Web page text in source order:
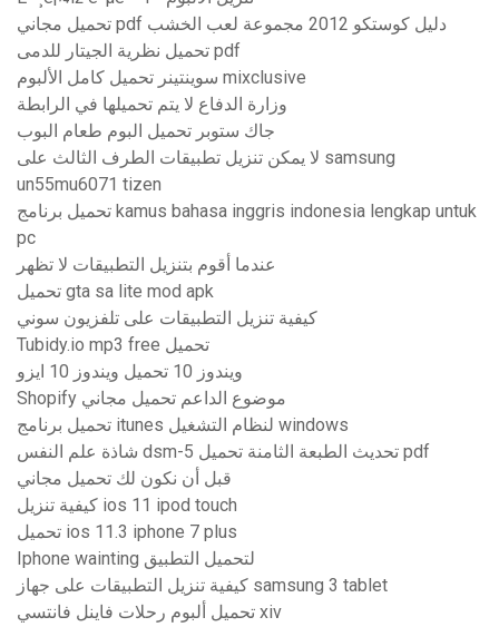
تحميل مجاني pdf دليل كوستكو 2012 مجموعة لعب الخشب
تحميل نظرية الجيتار للدمى pdf
سوينتينر تحميل كامل الألبوم mixclusive
وزارة الدفاع لا يتم تحميلها في الرابطة
جاك ستوبر تحميل البوم طعام البوب
لا يمكن تنزيل تطبيقات الطرف الثالث على samsung
un55mu6071 tizen
تحميل برنامج kamus bahasa inggris indonesia lengkap untuk
pc
عندما أقوم بتنزيل التطبيقات لا تظهر
تحميل gta sa lite mod apk
كيفية تنزيل التطبيقات على تلفزيون سوني
Tubidy.io mp3 free تحميل
ويندوز 10 تحميل ويندوز 10 ايزو
Shopify موضوع الداعم تحميل مجاني
تحميل برنامج itunes لنظام التشغيل windows
شاذة علم النفس dsm-5 تحديث الطبعة الثامنة تحميل pdf
قبل أن نكون لك تحميل مجاني
كيفية تنزيل ios 11 ipod touch
تحميل ios 11.3 iphone 7 plus
Iphone wainting لتحميل التطبيق
كيفية تنزيل التطبيقات على جهاز samsung 3 tablet
تحميل ألبوم رحلات فاينل فانتسي xiv